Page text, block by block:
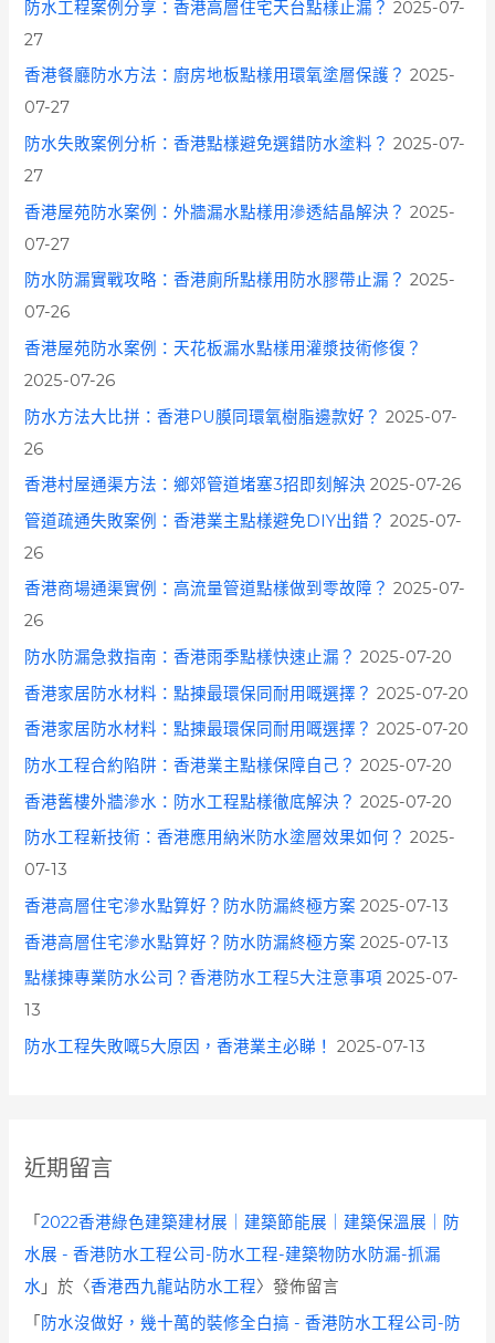
防水工程案例分享：香港高層住宅天台點樣止漏？ 2025-07-
27
香港餐廳防水方法：廚房地板點樣用環氧塗層保護？ 2025-
07-27
防水失敗案例分析：香港點樣避免選錯防水塗料？ 2025-07-
27
香港屋苑防水案例：外牆漏水點樣用滲透結晶解決？ 2025-
07-27
防水防漏實戰攻略：香港廁所點樣用防水膠帶止漏？ 2025-
07-26
香港屋苑防水案例：天花板漏水點樣用灌漿技術修復？
2025-07-26
防水方法大比拼：香港PU膜同環氧樹脂邊款好？ 2025-07-
26
香港村屋通渠方法：鄉郊管道堵塞3招即刻解決 2025-07-26
管道疏通失敗案例：香港業主點樣避免DIY出錯？ 2025-07-
26
香港商場通渠實例：高流量管道點樣做到零故障？ 2025-07-
26
防水防漏急救指南：香港雨季點樣快速止漏？ 2025-07-20
香港家居防水材料：點揀最環保同耐用嘅選擇？ 2025-07-20
香港家居防水材料：點揀最環保同耐用嘅選擇？ 2025-07-20
防水工程合約陷阱：香港業主點樣保障自己？ 2025-07-20
香港舊樓外牆滲水：防水工程點樣徹底解決？ 2025-07-20
防水工程新技術：香港應用納米防水塗層效果如何？ 2025-
07-13
香港高層住宅滲水點算好？防水防漏終極方案 2025-07-13
香港高層住宅滲水點算好？防水防漏終極方案 2025-07-13
點樣揀專業防水公司？香港防水工程5大注意事項 2025-07-
13
防水工程失敗嘅5大原因，香港業主必睇！
2025-07-13
近期留言
「2022香港綠色建築建材展｜建築節能展｜建築保溫展｜防
水展 - 香港防水工程公司-防水工程-建築物防水防漏-抓漏
水 」於〈香港西九龍站防水工程〉發佈留言
「 防水沒做好，幾十萬的裝修全白搞 - 香港防水工程公司-防